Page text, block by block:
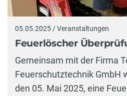
05.05.2025 / Veranstaltungen
Feuerlöscher
Gemeinsam mit der Firma
Feuerschutztechnik GmbH
den 05. Mai 2025, eine